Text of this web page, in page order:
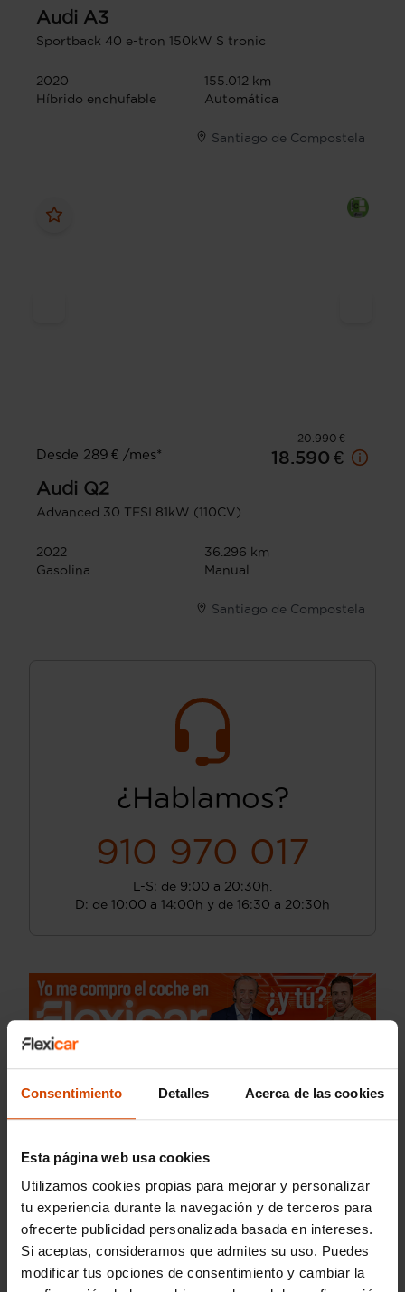
Consentimiento Detalles Acerca de las cookies
Esta página web usa cookies
Utilizamos cookies propias para mejorar y personalizar
tu experiencia durante la navegación y de terceros para
ofrecerte publicidad personalizada basada en intereses.
Si aceptas, consideramos que admites su uso. Puedes
modificar tus opciones de consentimiento y cambiar la
Audi A3
Sportback 40 e-tron 150kW S tronic
2020
155.012 km
Híbrido enchufable
Automática
Santiago de Compostela
20.990 €
Desde 289 € /mes*
18.590 €
Audi Q2
Advanced 30 TFSI 81kW (110CV)
2022
36.296 km
Gasolina
Manual
Santiago de Compostela
¿Hablamos?
910 970 017
L-S: de 9:00 a 20:30h.
D: de 10:00 a 14:00h y de 16:30 a 20:30h